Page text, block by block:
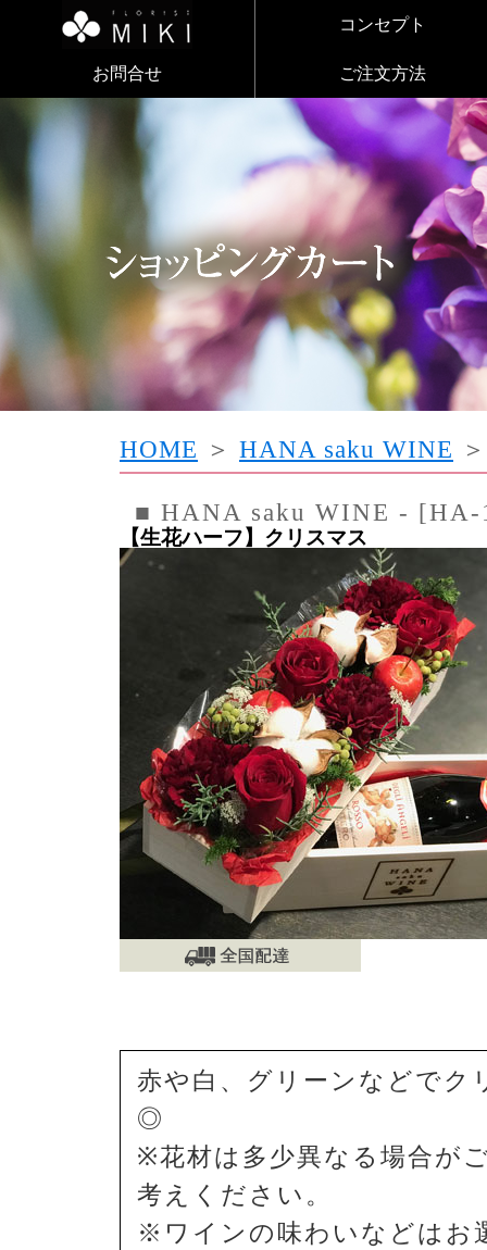
コンセプト
お問合せ ご注文方法
HOME ＞ HANA saku WINE
■ HANA saku WINE - [HA-
【生花ハーフ】クリスマス
赤や白、グリーンなどでク
◎
※花材は多少異なる場合が
考えください。
※ワインの味わいなどはお